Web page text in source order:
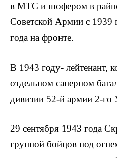
в МТС и шофером в
Советской Армии с 1939
года на фронте.
В 1943 году- лейтенант,
отдельном саперном
дивизии 52-й армии 2-го
29 сентября 1943 года
группой бойцов под